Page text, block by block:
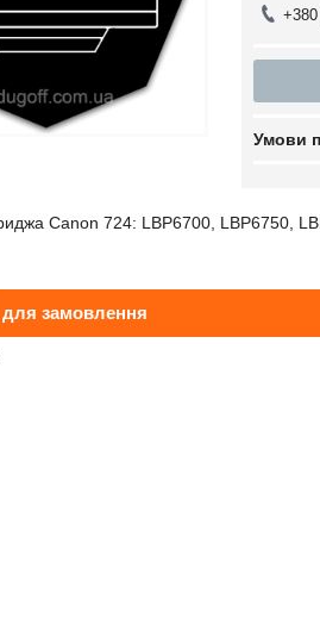
Canon 724: LBP6700, LBP6750,
для замовлення